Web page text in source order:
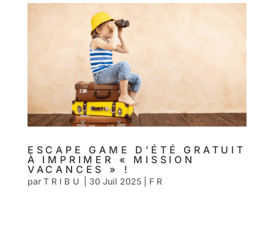
ESCAPE GAME D’ÉTÉ GRATUIT
À IMPRIMER « MISSION
VACANCES » !
par TRIBU 30 Juil 2025| FR